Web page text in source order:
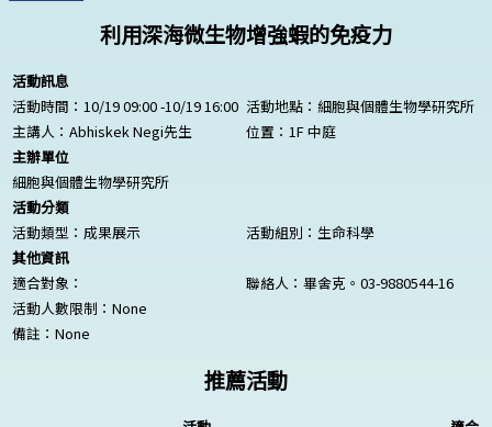
利用深海微生物增強蝦的免疫力
活動訊息
活動時間：10/19 09:00 -10/19 16:00 活動地點：細胞與個體生物學研究所
主講人：Abhiskek Negi先生
位置：1F 中庭
主辦單位
細胞與個體生物學研究所
活動分類
活動類型：成果展示
活動組別：生命科學
其他資訊
適合對象：
聯絡人：畢舍克。03-9880544-16
活動人數限制： None
備註： None
推薦活動